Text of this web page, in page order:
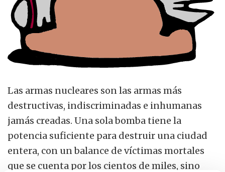
Las armas nucleares son las armas más
destructivas, indiscriminadas e inhumanas
jamás creadas. Una sola bomba tiene la
potencia suficiente para destruir una ciudad
entera, con un balance de víctimas mortales
que se cuenta por los cientos de miles, sino